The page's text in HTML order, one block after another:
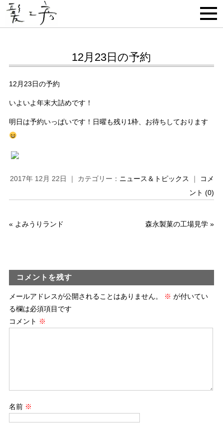
12月23日の予約
12月23日の予約
いよいよ年末大詰めです！
明日は予約いっぱいです！日曜も残り1枠、お待ちしております
2017年 12月 22日 ｜ カテゴリー： ニュース＆トピックス ｜
コメ
ント (0)
« よみうりランド 森永製菓の工場見学 »
コメントを残す
メールアドレスが公開されることはありません。 ※ が付いてい
る欄は必須項目です
コメント ※
名前 ※